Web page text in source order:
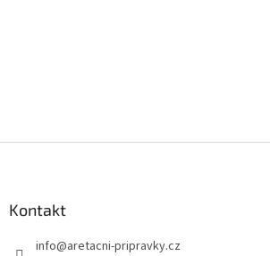
Kontakt
info@aretacni-pripravky.cz